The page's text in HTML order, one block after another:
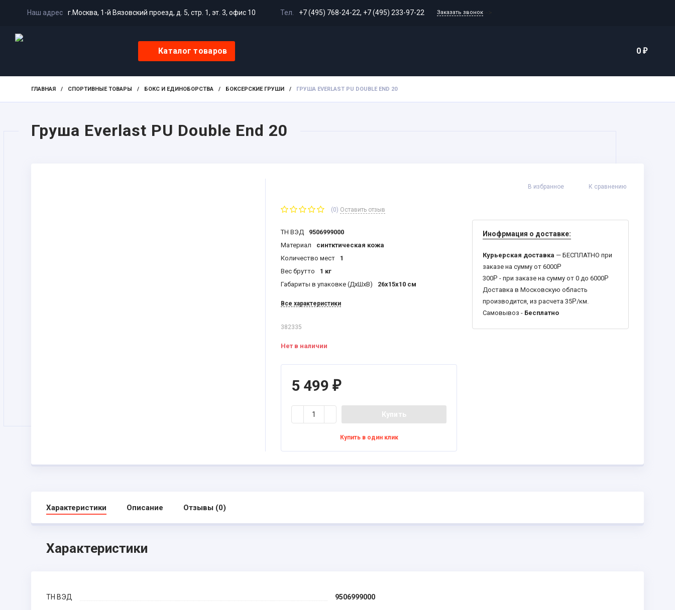
Наш адрес г.Москва, 1-й Вязовский проезд, д. 5, стр. 1, эт. 3, офис 10 Тел. +7 (495) 768-24-22, +7 (495) 233-97-22 Заказать звонок
Каталог товаров 0 ₽
ГЛАВНАЯ / СПОРТИВНЫЕ ТОВАРЫ / БОКС И ЕДИНОБОРСТВА / БОКСЕРСКИЕ ГРУШИ / ГРУША EVERLAST PU DOUBLE END 20
Груша Everlast PU Double End 20
В избранное К сравнению
(0) Оставить отзыв
ТН ВЭД
9506999000
Материал
синтктическая кожа
Количество мест
1
Вес брутто
1 кг
Габариты в упаковке (ДхШхВ)
26x15x10 см
Все характеристики
382335
Нет в наличии
5 499 ₽
Купить
Купить в один клик
Инофрмация о доставке:
Курьерская доставка — БЕСПЛАТНО при
заказе на сумму от 6000Р
300Р - при заказе на сумму от 0 до 6000Р
Доставка в Московскую область
производится, из расчета 35Р/км.
Самовывоз - Бесплатно
Характеристики Описание Отзывы (0)
Характеристики
ТН ВЭД 9506999000